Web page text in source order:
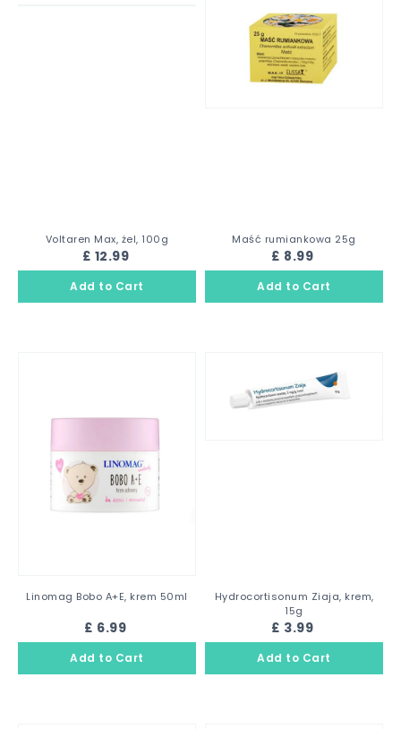
Voltaren Max, żel, 100g
£ 12.99
Maść rumiankowa 25g
£ 8.99
Linomag Bobo A+E, krem 50ml
£ 6.99
Hydrocortisonum Ziaja, krem,
15g
£ 3.99